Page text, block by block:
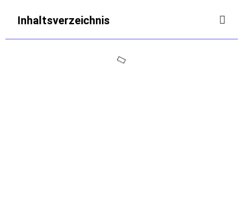
Inhaltsverzeichnis